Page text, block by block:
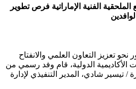
الفنية الإماراتية فرص تطوير
تعزيز التعاون العلمي والانفتاح
الدولية، قام وفد رسمي من
/ تيسير شادي، المدير التنفيذي لإدارة